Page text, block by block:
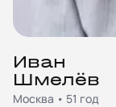
Иван
Шмелёв
Москва • 51 год